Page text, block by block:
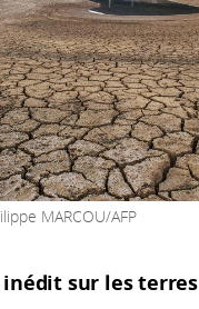
MARCOU/AFP
inédit sur les terres